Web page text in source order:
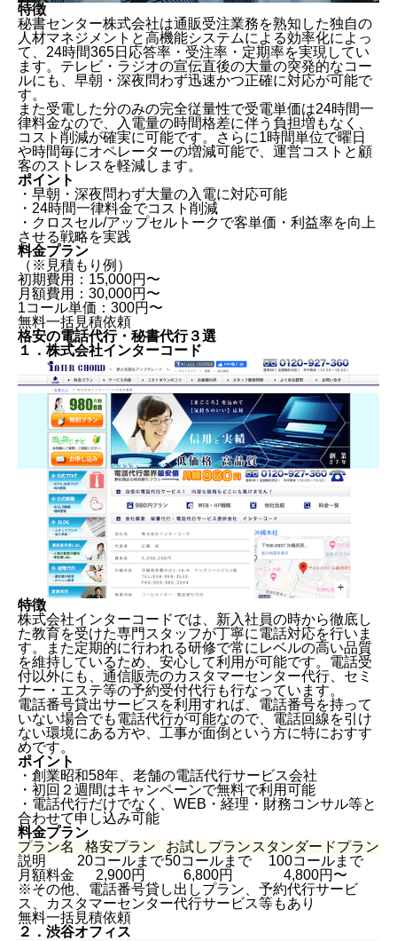
特徴
秘書センター株式会社は通販受注業務を熟知した独自の
人材マネジメントと高機能システムによる効率化によっ
て、24時間365日応答率・受注率・定期率を実現してい
ます。テレビ・ラジオの宣伝直後の大量の突発的なコー
ルにも、早朝・深夜問わず迅速かつ正確に対応が可能で
す。
また受電した分のみの完全従量性で受電単価は24時間一
律料金なので、入電量の時間格差に伴う負担増もなく、
コスト削減が確実に可能です。さらに1時間単位で曜日
や時間毎にオペレーターの増減可能で、運営コストと顧
客のストレスを軽減します。
ポイント
・早朝・深夜問わず大量の入電に対応可能
・24時間一律料金でコスト削減
・クロスセル/アップセルトークで客単価・利益率を向上
させる戦略を実践
料金プラン
（※見積もり例）
初期費用：15,000円〜
月額費用：30,000円〜
1コール単価：300円〜
無料一括見積依頼
格安の電話代行・秘書代行３選
１．株式会社インターコード
特徴
株式会社インターコードでは、新入社員の時から徹底し
た教育を受けた専門スタッフが丁寧に電話対応を行いま
す。また定期的に行われる研修で常にレベルの高い品質
を維持しているため、安心して利用が可能です。電話受
付以外にも、通信販売のカスタマーセンター代行、セミ
ナー・エステ等の予約受付代行も行なっています。
電話番号貸出サービスを利用すれば、電話番号を持って
いない場合でも電話代行が可能なので、電話回線を引け
ない環境にある方や、工事が面倒という方に特におすす
めです。
ポイント
・創業昭和58年、老舗の電話代行サービス会社
・初回２週間はキャンペーンで無料で利用可能
・電話代行だけでなく、WEB・経理・財務コンサル等と
合わせて申し込み可能
料金プラン
プラン名
格安プラン お試しプラン スタンダードプラン
説明
20コールまで50コールまで
100コールまで
月額料金
2,900円 6,800円
4,800円〜
※その他、電話番号貸し出しプラン、予約代行サービ
ス、カスタマーセンター代行サービス等もあり
無料一括見積依頼
２．渋谷オフィス